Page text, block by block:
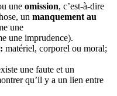
une omission, c’est-à-dire
un manquement au
une
une imprudence).
matériel, corporel ou moral;
une faute et un
qu’il y a un lien entre